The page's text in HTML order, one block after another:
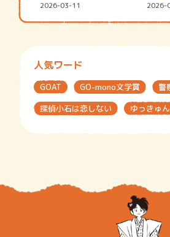
2026-03-11 2026-
人気ワード
GOAT GO-mono文学賞
警
探偵小石は恋しない
ゆっきゅん